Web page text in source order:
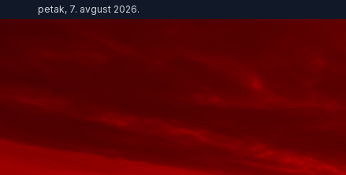
petak, 7. avgust 2026.